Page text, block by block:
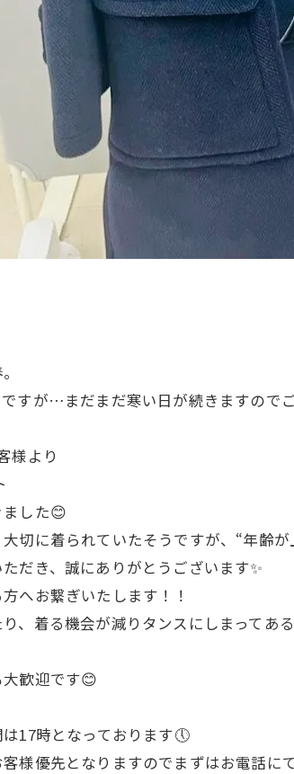
すが…まだまだ寒い日が続きますので
様より
した😊
切に着られていたそうですが、“年齢
だき、誠にありがとうございます✨
へお繋ぎいたします！！
、着る機会が減りタンスにしまって
歓迎です😊
17時となっております🕔
様優先となりますのでまずはお電話に